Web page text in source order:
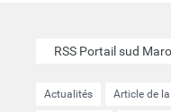
RSS Portail sud
Actualités Article de